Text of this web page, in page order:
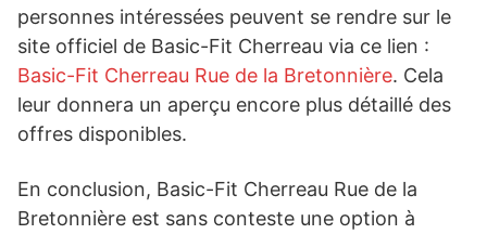
personnes intéressées peuvent se rendre sur le
site officiel de Basic-Fit Cherreau via ce lien :
Basic-Fit Cherreau Rue de la Bretonnière. Cela
leur donnera un aperçu encore plus détaillé des
offres disponibles.
En conclusion, Basic-Fit Cherreau Rue de la
Bretonnière est sans conteste une option à